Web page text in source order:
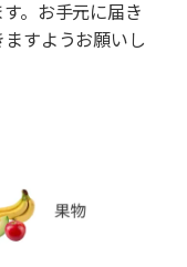
。お手元に届き
すようお願いし